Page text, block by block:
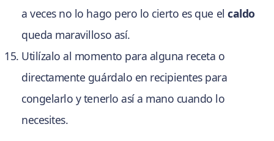
a veces no lo hago pero lo cierto es que elcaldo
queda maravilloso así.
Utilízalo al momento para alguna receta o
directamente guárdalo en recipientes para
congelarlo y tenerlo así a mano cuando lo
necesites.